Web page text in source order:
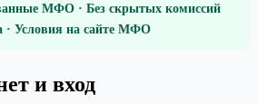
МФО · Без скрытых комиссий
· Условия на сайте МФО
и вход